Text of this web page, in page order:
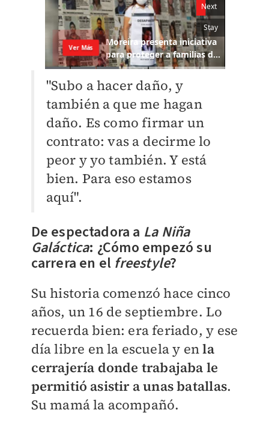
"Subo a hacer daño, y
también a que me hagan
daño. Es como firmar un
contrato: vas a decirme lo
peor y yo también. Y está
bien. Para eso estamos
aquí".
De espectadora a La Niña
Galáctica: ¿Cómo empezó su
carrera en el freestyle?
Su historia comenzó hace cinco
años, un 16 de septiembre. Lo
recuerda bien: era feriado, y ese
día libre en la escuela y enla
cerrajería donde trabajaba le
permitió asistir a unas batallas.
Su mamá la acompañó.